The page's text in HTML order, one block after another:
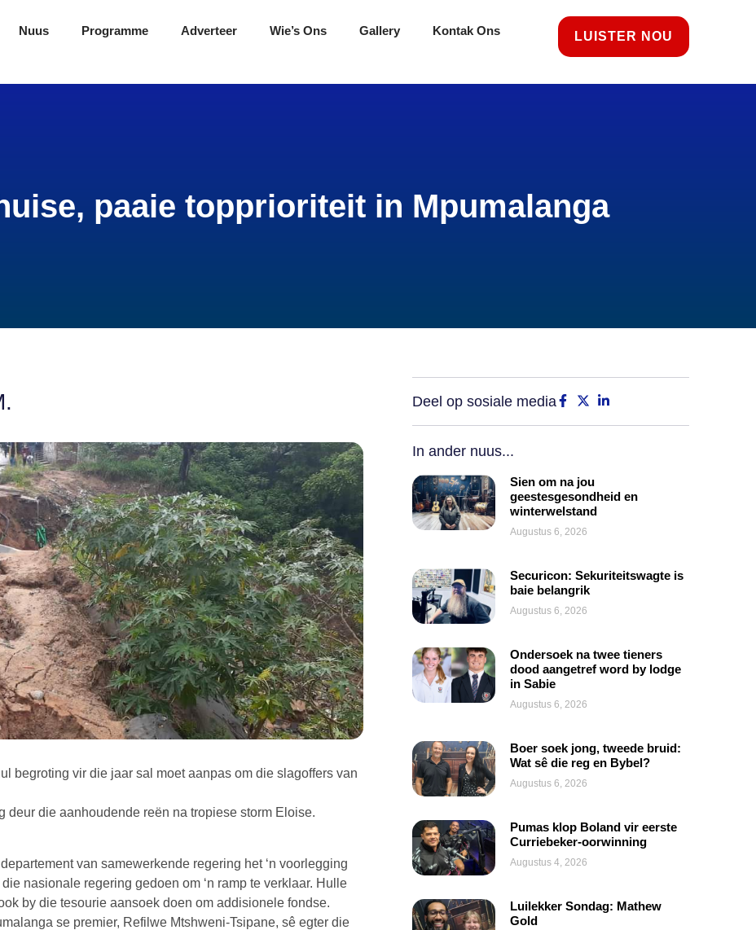
Nuus Programme Adverteer Wie’s Ons Gallery Kontak Ons LUISTER NOU
paaie topprioriteit in Mpumalanga
begroting vir die jaar sal moet aanpas om die slagoffers van
die aanhoudende reën na tropiese storm Eloise.
van samewerkende regering het ‘n voorlegging
nasionale regering gedoen om ‘n ramp te verklaar. Hulle
by die tesourie aansoek doen om addisionele fondse.
se premier, Refilwe Mtshweni-Tsipane, sê egter die
Deel op sosiale media
In ander nuus...
Sien om na jou
geestesgesondheid en
winterwelstand
Augustus 6, 2026
Securicon: Sekuriteitswagte is
baie belangrik
Augustus 6, 2026
Ondersoek na twee tieners
dood aangetref word by lodge
in Sabie
Augustus 6, 2026
Boer soek jong, tweede bruid:
Wat sê die reg en Bybel?
Augustus 6, 2026
Pumas klop Boland vir eerste
Curriebeker-oorwinning
Augustus 4, 2026
Luilekker Sondag: Mathew
Gold